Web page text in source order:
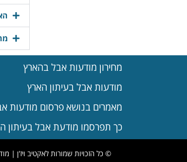
מחירון מודעות אבל בהארץ
מודעות אבל בעיתון הארץ
מאמרים בנושא פרסום מודעות
כך תפרסמו מודעת אבל בעיתון
© כל הזכויות שמורות לאקטיב ויז'ן | מודעות